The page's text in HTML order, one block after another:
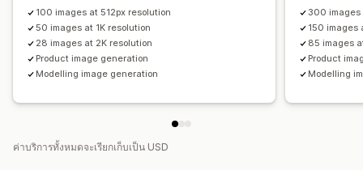
100 images at 512px resolution
50 images at 1K resolution
28 images at 2K resolution
Product image generation
Modelling image generation
300 images
150 images
85 images
Product
Modelling
ค่าบริการทั้งหมดจะเรียกเก็บเป็น USD